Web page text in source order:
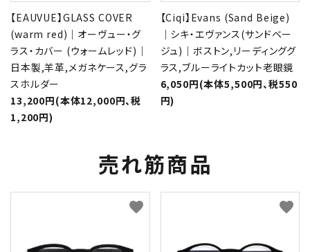
【EAUVUE】GLASS COVER
(warm red)｜オーヴュー・グ
ラス・カバー (ウォームレッド)｜
日本製,羊革,メガネケース,グラ
スホルダー
13,200円(本体12,000円、税
1,200円)
【Ciqi】Evans (Sand Beige)
｜シキ・エヴァンス(サンドベー
ジュ)｜ボストン,リーディンググ
ラス,ブルーライトカット老眼鏡
6,050円(本体5,500円、税550
円)
売れ筋商品
favorite favorite